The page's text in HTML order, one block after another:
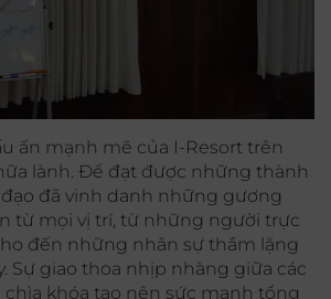
ấn mạnh mẽ của I-Resort trên
lành. Để đạt được những thành
đã vinh danh những gương
từ mọi vị trí, từ những người trực
đến những nhân sự thầm lặng
Sự giao thoa nhịp nhàng giữa các
khóa tạo nên sức mạnh tổng